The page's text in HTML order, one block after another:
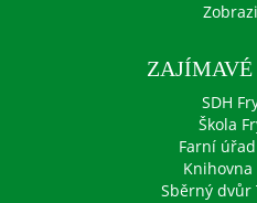
SDH
Škola
Farní
Knihovna
Sběrný dvůr